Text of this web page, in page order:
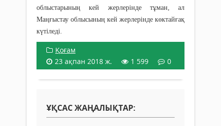
облыстарының кей жерлерінде тұман, ал
Маңғыстау облысының кей жерлерінде көктайғақ
күтіледі.
Қоғам
23 ақпан 2018 ж.
1 599 0
ҰҚСАС ЖАҢАЛЫҚТАР: